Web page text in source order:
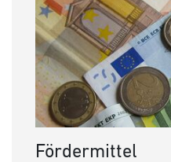
Fördermittel